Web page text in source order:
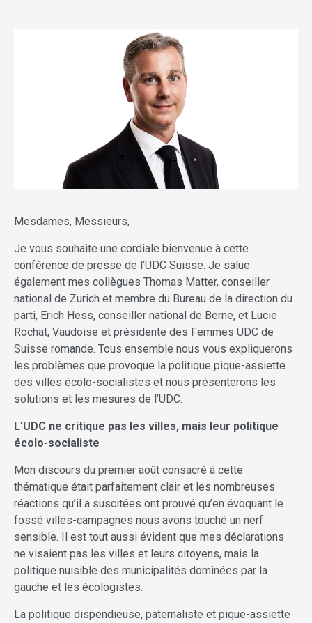
Mesdames, Messieurs,
Je vous souhaite une cordiale bienvenue à cette
conférence de presse de l’UDC Suisse. Je salue
également mes collègues Thomas Matter, conseiller
national de Zurich et membre du Bureau de la direction du
parti, Erich Hess, conseiller national de Berne, et Lucie
Rochat, Vaudoise et présidente des Femmes UDC de
Suisse romande. Tous ensemble nous vous expliquerons
les problèmes que provoque la politique pique-assiette
des villes écolo-socialistes et nous présenterons les
solutions et les mesures de l’UDC.
L’UDC ne critique pas les villes, mais leur politique
écolo-socialiste
Mon discours du premier août consacré à cette
thématique était parfaitement clair et les nombreuses
réactions qu’il a suscitées ont prouvé qu’en évoquant le
fossé villes-campagnes nous avons touché un nerf
sensible. Il est tout aussi évident que mes déclarations
ne visaient pas les villes et leurs citoyens, mais la
politique nuisible des municipalités dominées par la
gauche et les écologistes.
La politique dispendieuse, paternaliste et pique-assiette